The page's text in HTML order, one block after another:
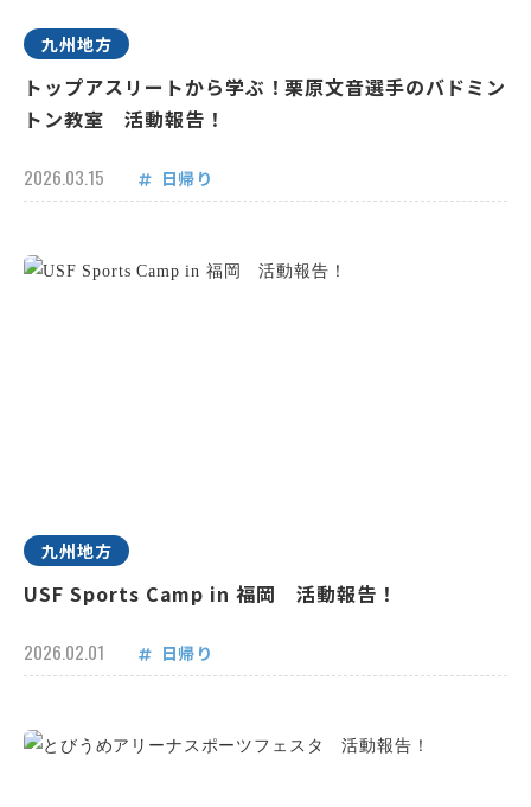
九州地方
トップアスリートから学ぶ！栗原文音選手のバドミン
トン教室 活動報告！
2026.03.15 日帰り
九州地方
USF Sports Camp in 福岡 活動報告！
2026.02.01 日帰り